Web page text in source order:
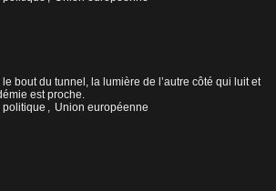
bout du tunnel, la lumière de l’autre côté qui luit et
est proche.
politique , Union européenne